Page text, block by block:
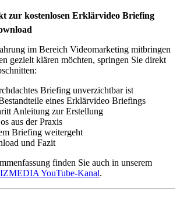
zur kostenlosen Erklärvideo Briefing
im Bereich Videomarketing mitbringen
gezielt klären möchten, springen Sie direkt
Briefing unverzichtbar ist
eines Erklärvideo Briefings
Anleitung zur Erstellung
aus der Praxis
Briefing weitergeht
und Fazit
finden Sie auch in unserem
YouTube-Kanal.